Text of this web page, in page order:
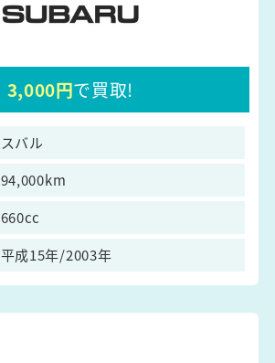
3,000円で買取!
スバル
94,000km
660cc
平成15年/2003年